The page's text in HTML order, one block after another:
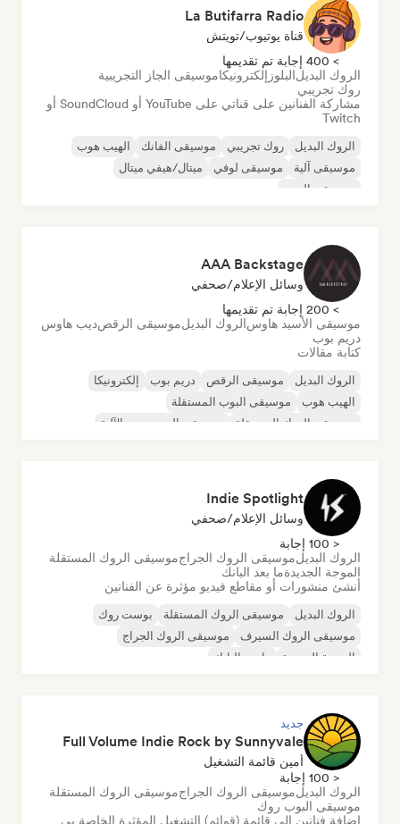
La Butifarra Radio
قناة يوتيوب/تويتش
> 400 إجابة تم تقديمها
الروك البديلالبلوز إلكترونيكاموسيقى الجاز التجريبية
روك تجريبي
مشاركة الفنانين على قناتي على YouTube أو SoundCloud أو
Twitch
الروك البديل روك تجريبي موسيقى الفانك
الهيب هوب
موسيقى آلية
موسيقى لوفي
ميتال/هيفي ميتال
موسيقى البوب
AAA Backstage
وسائل الإعلام/صحفي
> 200 إجابة تم تقديمها
موسيقى الأسيد هاوسالروك البديلموسيقى الرقصديب هاوس
دريم بوب
كتابة مقالات
الروك البديل موسيقى الرقص دريم بوب
إلكترونيكا
الهيب هوب
موسيقى البوب المستقلة
موسيقى الروك المستقلة
موسيقى الهيب هوب الآلية
Indie Spotlight
وسائل الإعلام/صحفي
< 100 إجابة
الروك البديلموسيقى الروك الجراجموسيقى الروك المستقلة
الموجة الجديدةما بعد البانك
أنشئ منشورات أو مقاطع فيديو مؤثرة عن الفنانين
الروك البديل موسيقى الروك المستقلة
بوست روك
موسيقى الروك السيرف
موسيقى الروك الجراج
الموجة الجديدة
ما بعد البانك
جديد
Full Volume Indie Rock by Sunnyvale
أمين قائمة التشغيل
< 100 إجابة
الروك البديلموسيقى الروك الجراجموسيقى الروك المستقلة
موسيقى البوب روك
إضافة فنانين إلى قائمة (قوائم) التشغيل المؤثرة الخاصة بي